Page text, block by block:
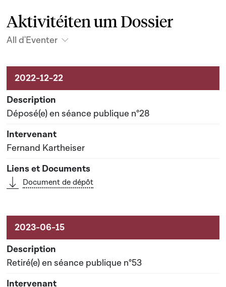
Aktivitéiten um Dossier
All d'Eventer
Aktivitéiten um Dossier
Déposé(e) en séance publique n°28
Fernand Kartheiser
Document de dépôt
Retiré(e) en séance publique n°53